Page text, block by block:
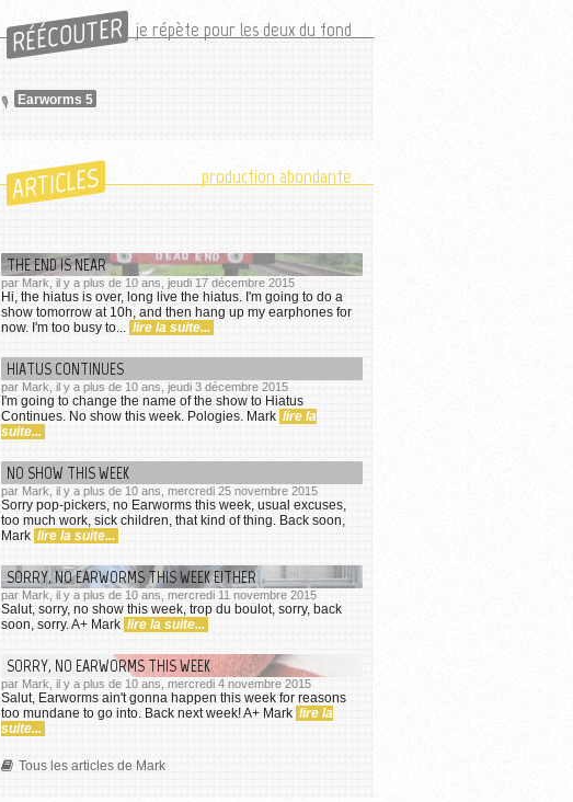
RÉÉCOUTER je répète pour les deux du fond
Earworms 5
ARTICLES production abondante
THE END IS NEAR
par Mark, il y a plus de 10 ans, jeudi 17 décembre 2015
Hi, the hiatus is over, long live the hiatus. I'm going to do a
show tomorrow at 10h, and then hang up my earphones for
now. I'm too busy to... lire la suite...
HIATUS CONTINUES
par Mark, il y a plus de 10 ans, jeudi 3 décembre 2015
I'm going to change the name of the show to Hiatus
Continues. No show this week. Pologies. Mark lire la
suite...
NO SHOW THIS WEEK
par Mark, il y a plus de 10 ans, mercredi 25 novembre 2015
Sorry pop-pickers, no Earworms this week, usual excuses,
too much work, sick children, that kind of thing. Back soon,
Mark lire la suite...
SORRY, NO EARWORMS THIS WEEK EITHER
par Mark, il y a plus de 10 ans, mercredi 11 novembre 2015
Salut, sorry, no show this week, trop du boulot, sorry, back
soon, sorry. A+ Mark lire la suite...
SORRY, NO EARWORMS THIS WEEK
par Mark, il y a plus de 10 ans, mercredi 4 novembre 2015
Salut, Earworms ain't gonna happen this week for reasons
too mundane to go into. Back next week! A+ Mark lire la
suite...
Tous les articles de Mark